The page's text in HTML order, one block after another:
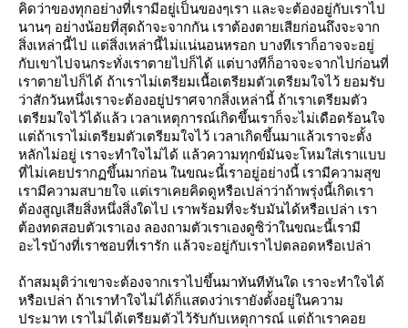
คิดว่าของทุกอย่างที่เรามีอยู่เป็นของๆเรา และจะต้องอยู่กับเราไป
นานๆ อย่างน้อยที่สุดถ้าจะจากกัน เราต้องตายเสียก่อนถึงจะจาก
สิ่งเหล่านี้ไป แต่สิ่งเหล่านี้ไม่แน่นอนหรอก บางทีเราก็อาจจะอยู่
กับเขาไปจนกระทั่งเราตายไปก็ได้ แต่บางทีก็อาจจะจากไปก่อนที่
เราตายไปก็ได้ ถ้าเราไม่เตรียมเนื้อเตรียมตัวเตรียมใจไว้ ยอมรับ
ว่าสักวันหนึ่งเราจะต้องอยู่ปราศจากสิ่งเหล่านี้ ถ้าเราเตรียมตัว
เตรียมใจไว้ได้แล้ว เวลาเหตุการณ์เกิดขึ้นเราก็จะไม่เดือดร้อนใจ
ต่ถ้าเราไม่เตรียมตัวเตรียมใจไว้ เวลาเกิดขึ้นมาแล้วเราจะตั้ง
หลักไม่อยู่ เราจะทำใจไม่ได้ แล้วความทุกข์มันจะโหมใส่เราแบบ
ที่ไม่เคยปรากฏขึ้นมาก่อน ในขณะนี้เราอยู่อย่างนี้ เรามีความสุข
เรามีความสบายใจ แต่เราเคยคิดดูหรือเปล่าว่าถ้าพรุ่งนี้เกิดเรา
ต้องสูญเสียสิ่งหนึ่งสิ่งใดไป เราพร้อมที่จะรับมันได้หรือเปล่า เรา
ต้องทดสอบตัวเราเอง ลองถามตัวเราเองดูซิว่าในขณะนี้เรามี
อะไรบ้างที่เราชอบที่เรารัก แล้วจะอยู่กับเราไปตลอดหรือเปล่า
ถ้าสมมุติว่าเขาจะต้องจากเราไปขึ้นมาทันทีทันใด เราจะทำใจได้
หรือเปล่า ถ้าเราทำใจไม่ได้ก็แสดงว่าเรายังตั้งอยู่ในความ
ประมาท เราไม่ได้เตรียมตัวไว้รับกับเหตุการณ์ แต่ถ้าเราคอ